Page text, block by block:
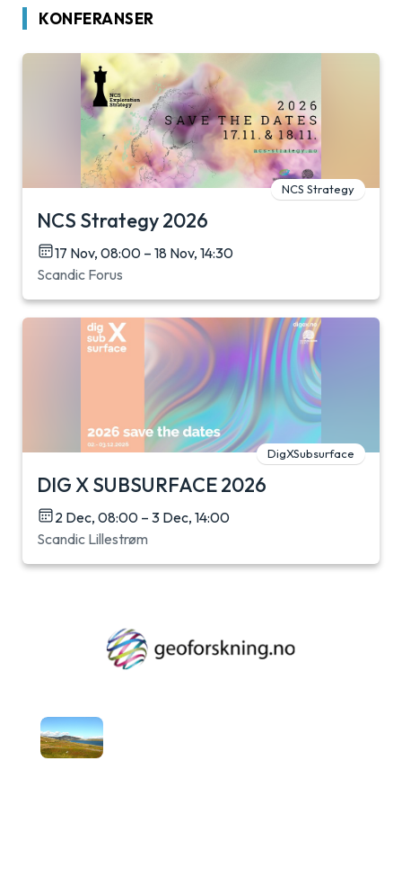
KONFERANSER
NCS Strategy
NCS Strategy 2026
17 Nov, 08:00 – 18 Nov, 14:30
Scandic Forus
DigXSubsurface
DIG X SUBSURFACE 2026
2 Dec, 08:00 – 3 Dec, 14:00
Scandic Lillestrøm